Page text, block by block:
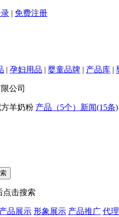
| 免费注册
| 孕妇用品 | 婴童品牌 | 产品库 |
公司
羊奶粉 产品（5个） 新闻(15条)
点击搜索
产品展示 形象展示 产品推广 代